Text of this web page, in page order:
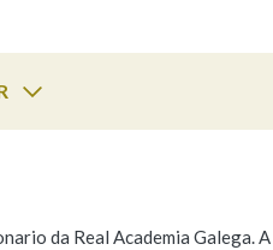
da Real Academia Galega.